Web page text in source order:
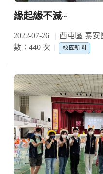
緣起緣不滅~
2022-07-26 西屯區 泰安
數：440 次
校園新聞